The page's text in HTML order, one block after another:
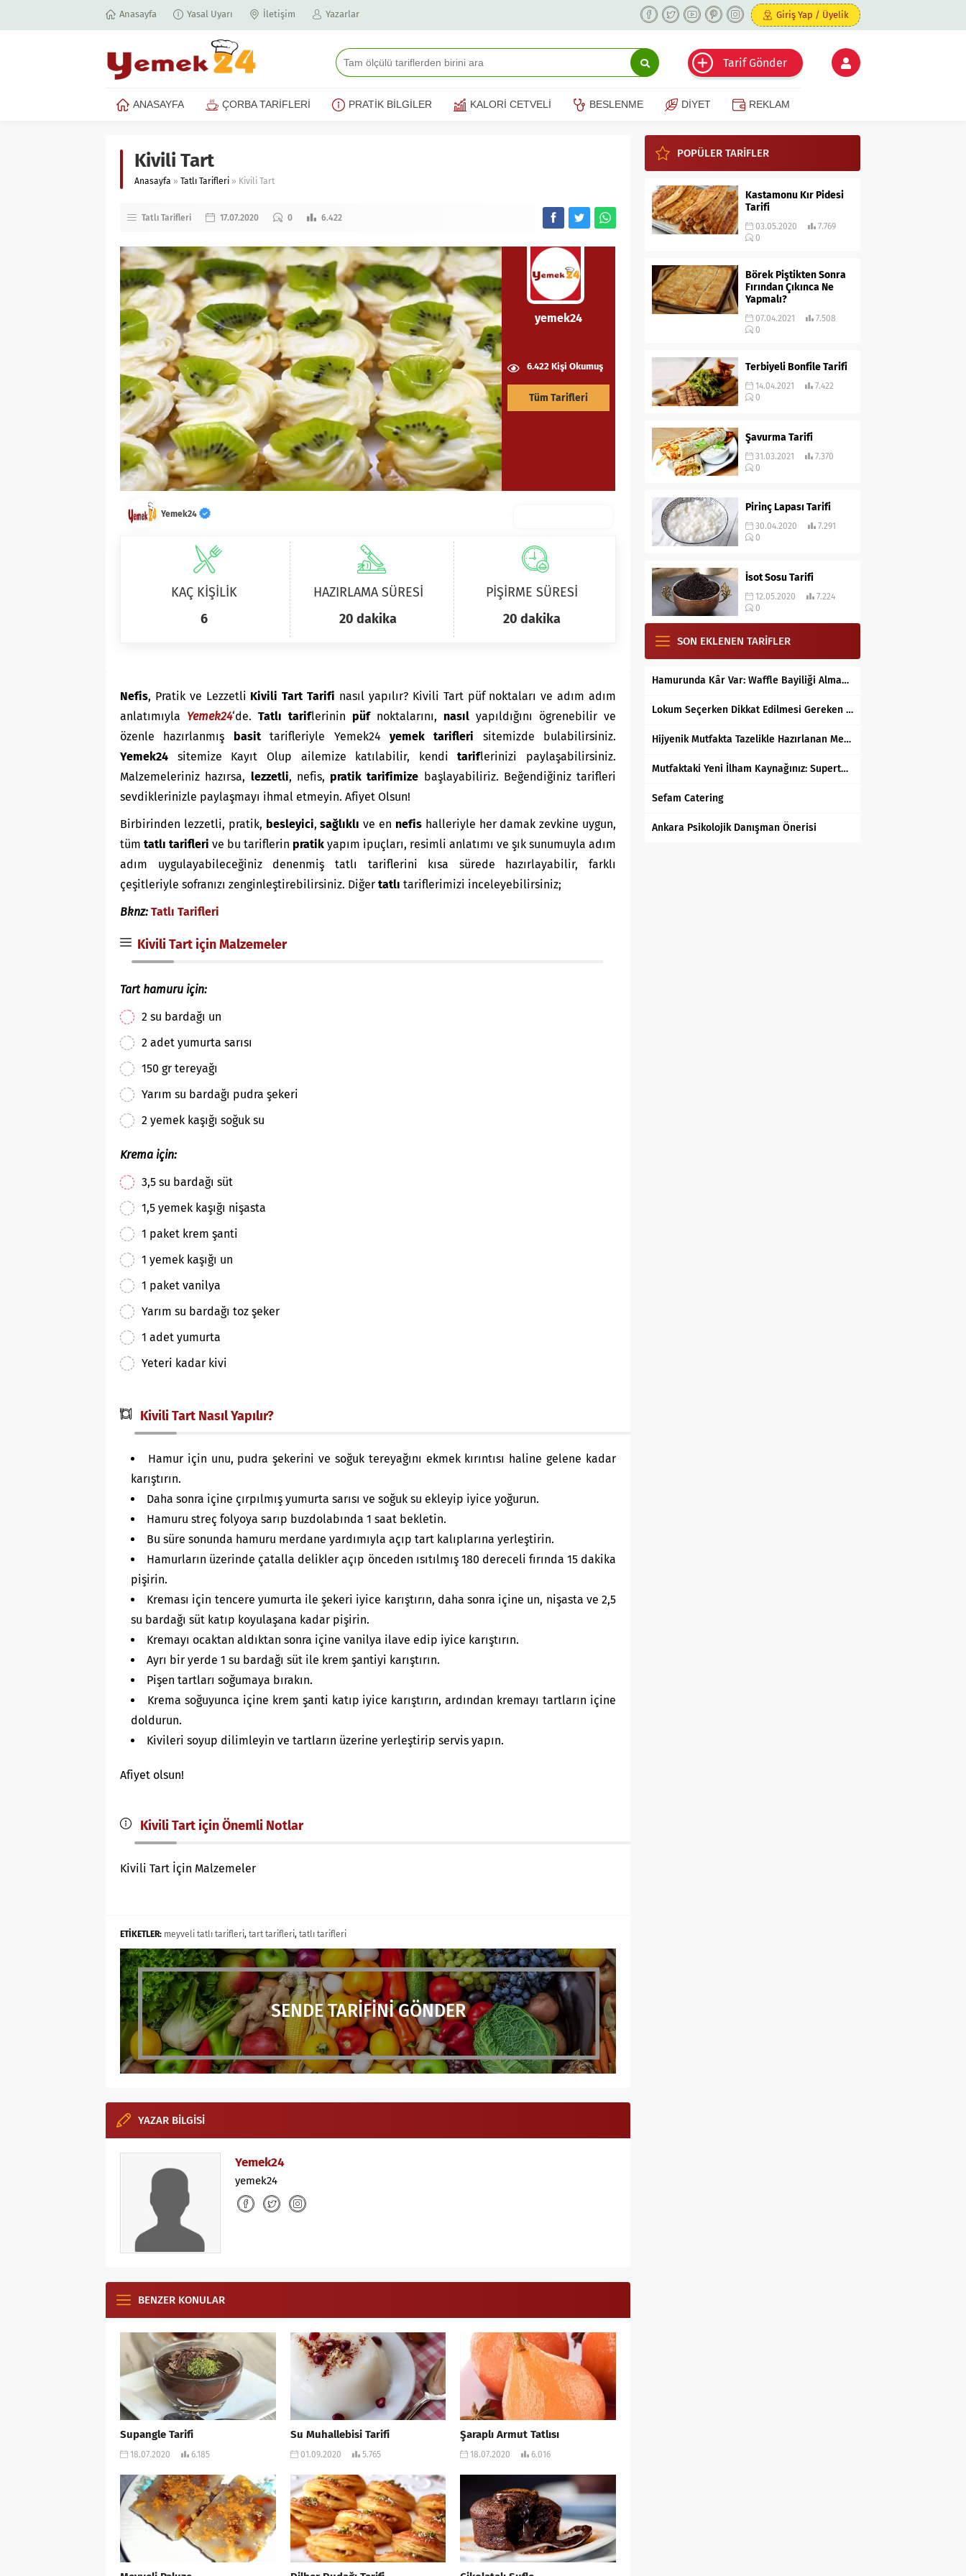
Anasayfa Yasal Uyarı İletişim Yazarlar Giriş Yap / Üyelik
Tarif Gönder
ANASAYFA ÇORBA TARİFLERİ PRATİK BİLGİLER KALORİ CETVELİ BESLENME DİYET REKLAM
Kivili Tart
Anasayfa » Tatlı Tarifleri » Kivili Tart
Tatlı Tarifleri 17.07.2020 0 6.422
yemek24
6.422 Kişi Okumuş
Tüm Tarifleri
Yemek24
KAÇ KİŞİLİK
6
HAZIRLAMA SÜRESİ
20 dakika
PİŞİRME SÜRESİ
20 dakika
Nefis, Pratik ve Lezzetli Kivili Tart Tarifi nasıl yapılır? Kivili Tart püf noktaları ve adım adım
anlatımıyla Yemek24‘de. Tatlı tariflerinin püfnoktalarını, nasıl yapıldığını ögrenebilir ve
özenle hazırlanmış basittarifleriyle Yemek24 yemek tarifleri sitemizde bulabilirsiniz.
Yemek24 sitemize Kayıt Olup ailemize katılabilir, kenditariflerinizi paylaşabilirsiniz.
Malzemeleriniz hazırsa, lezzetli, nefis, pratik tarifimize başlayabiliriz. Beğendiğiniz tarifleri
sevdiklerinizle paylaşmayı ihmal etmeyin. Afiyet Olsun!
Birbirinden lezzetli, pratik, besleyici,sağlıklı ve en nefishalleriyle her damak zevkine uygun,
tüm tatlı tarifleri ve bu tariflerin pratik yapım ipuçları, resimli anlatımı ve şık sunumuyla adım
adım uygulayabileceğiniz denenmiş tatlı tariflerini kısa sürede hazırlayabilir, farklı
çeşitleriyle sofranızı zenginleştirebilirsiniz. Diğer tatlı tariflerimizi inceleyebilirsiniz;
Bknz: Tatlı Tarifleri
Kivili Tart için Malzemeler
Tart hamuru için:
2 su bardağı un
2 adet yumurta sarısı
150 gr tereyağı
Yarım su bardağı pudra şekeri
2 yemek kaşığı soğuk su
Krema için:
3,5 su bardağı süt
1,5 yemek kaşığı nişasta
1 paket krem şanti
1 yemek kaşığı un
1 paket vanilya
Yarım su bardağı toz şeker
1 adet yumurta
Yeteri kadar kivi
Kivili Tart Nasıl Yapılır?
Hamur için unu, pudra şekerini ve soğuk tereyağını ekmek kırıntısı haline gelene kadar
karıştırın.
Daha sonra içine çırpılmış yumurta sarısı ve soğuk su ekleyip iyice yoğurun.
Hamuru streç folyoya sarıp buzdolabında 1 saat bekletin.
Bu süre sonunda hamuru merdane yardımıyla açıp tart kalıplarına yerleştirin.
Hamurların üzerinde çatalla delikler açıp önceden ısıtılmış 180 dereceli fırında 15 dakika
pişirin.
Kreması için tencere yumurta ile şekeri iyice karıştırın, daha sonra içine un, nişasta ve 2,5
su bardağı süt katıp koyulaşana kadar pişirin.
Kremayı ocaktan aldıktan sonra içine vanilya ilave edip iyice karıştırın.
Ayrı bir yerde 1 su bardağı süt ile krem şantiyi karıştırın.
Pişen tartları soğumaya bırakın.
Krema soğuyunca içine krem şanti katıp iyice karıştırın, ardından kremayı tartların içine
doldurun.
Kivileri soyup dilimleyin ve tartların üzerine yerleştirip servis yapın.
Afiyet olsun!
Kivili Tart için Önemli Notlar
Kivili Tart İçin Malzemeler
ETİKETLER: meyveli tatlı tarifleri, tart tarifleri, tatlı tarifleri
SENDE TARİFİNİ GÖNDER
YAZAR BİLGİSİ
Yemek24
yemek24
BENZER KONULAR
Supangle Tarifi
18.07.2020 6.185
Su Muhallebisi Tarifi
01.09.2020 5.765
Şaraplı Armut Tatlısı
18.07.2020 6.016
POPÜLER TARİFLER
Kastamonu Kır Pidesi
Tarifi
03.05.2020
7.769
0
Börek Piştikten Sonra
Fırından Çıkınca Ne
Yapmalı?
07.04.2021
7.508
0
Terbiyeli Bonfile Tarifi
14.04.2021
7.422
0
Şavurma Tarifi
31.03.2021
7.370
0
Pirinç Lapası Tarifi
30.04.2020
7.291
0
İsot Sosu Tarifi
12.05.2020
7.224
0
SON EKLENEN TARİFLER
Hamurunda Kâr Var: Waffle Bayiliği Almak Mantıklı mı?
Lokum Seçerken Dikkat Edilmesi Gereken 7 Temel Kriter
Hijyenik Mutfakta Tazelikle Hazırlanan Mersin Tantunisi
Mutfaktaki Yeni İlham Kaynağınız: Supertarifler.com ile Tanışın
Sefam Catering
Ankara Psikolojik Danışman Önerisi